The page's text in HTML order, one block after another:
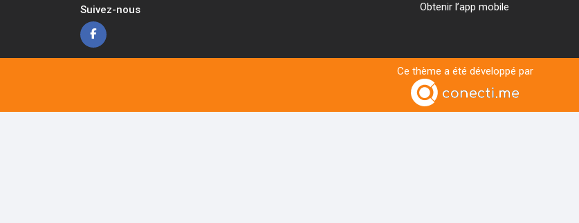
Suivez-nous
Obtenir l’app mobile
Ce thème a été développé par